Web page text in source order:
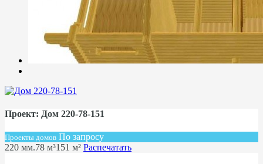
Проект: Дом 220-78-151
Проекты домов По запросу
220 мм.78 м³151 м² Распечатать